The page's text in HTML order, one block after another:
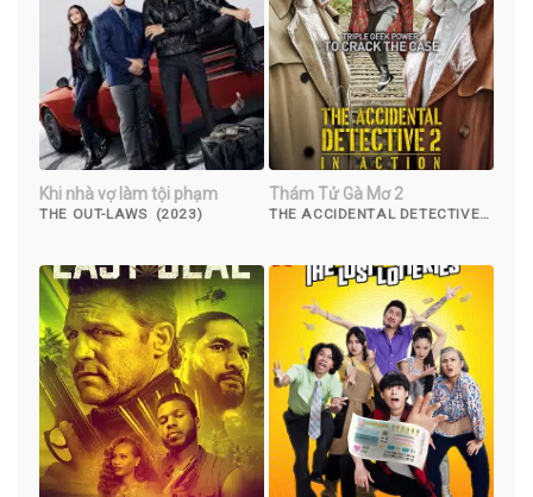
Khi nhà vợ làm tội phạm
THE OUT-LAWS (2023)
Thám Tử Gà Mơ 2
THE ACCIDENTAL DETECTIVE